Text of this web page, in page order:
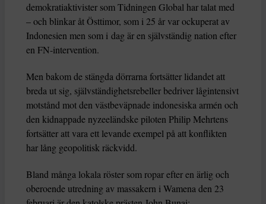
demokratiaktivister som Tidningen Global har talat med
– och blinkar åt Östtimor, som i 25 år var ockuperat av
Indonesien men som i dag är en självständig nation efter
en FN-intervention.
Men bakom de stängda dörrarna fortsätter lidandet att
breda ut sig, självständighetsrebeller bedriver lågintensivt
motstånd mot den västbeväpnade indonesiska armén och
den kidnappade nyzeeländske piloten Philip Mehrtens
fortsätter att vara ett levande exempel på att konflikten
har lång geopolitisk räckvidd.
Bland många lokala röster som ropar efter en ärlig och
oberoende utredning av massakern i Wamena den 23